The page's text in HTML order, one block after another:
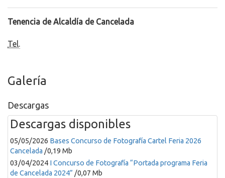
Tenencia de Alcaldía de Cancelada
Tel.
Galería
Descargas
Descargas disponibles
05/05/2026 Bases Concurso de Fotografía Cartel Feria 2026
Cancelada /0,19 Mb
03/04/2024 I Concurso de Fotografía “Portada programa Feria
de Cancelada 2024” /0,07 Mb